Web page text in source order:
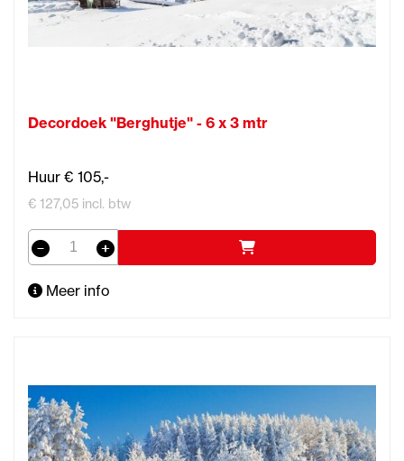
Decordoek "Berghutje" - 6 x 3 mtr
Huur € 105,-
€ 127,05 incl. btw
Meer info